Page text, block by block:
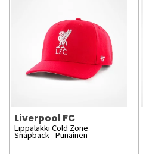
Liverpool FC
Lippalakki Cold Zone
Snapback - Punainen